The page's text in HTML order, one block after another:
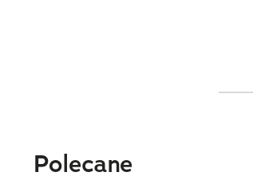
Polecane